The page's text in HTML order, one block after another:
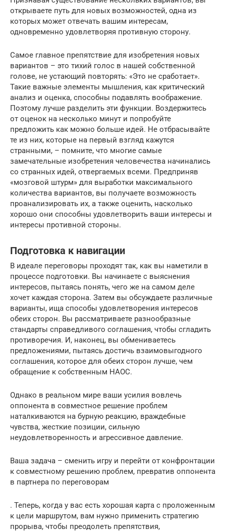
открываете путь для новых возможностей, одна из
которых может отвечать вашим интересам,
одновременно удовлетворяя противную сторону.
Самое главное препятствие для изобретения новых
вариантов – это тихий голос в нашей собственной
голове, не устающий повторять: «Это не сработает».
Такие важные элементы мышления, как критический
анализ и оценка, способны подавлять воображение.
Поэтому лучше разделить эти функции. Воздержитесь
от оценок на несколько минут и попробуйте
предложить как можно больше идей. Не отбрасывайте
те из них, которые на первый взгляд кажутся
странными, – помните, что многие самые
замечательные изобретения человечества начинались
со странных идей, отвергаемых всеми. Предприняв
«мозговой штурм» для выработки максимального
количества вариантов, вы получаете возможность
проанализировать их, а также оценить, насколько
хорошо они способны удовлетворить ваши интересы и
интересы противной стороны.
Подготовка к навигации
В идеале переговоры проходят так, как вы наметили в
процессе подготовки. Вы начинаете с выяснения
интересов, пытаясь понять, чего же на самом деле
хочет каждая сторона. Затем вы обсуждаете различные
варианты, ища способы удовлетворения интересов
обеих сторон. Вы рассматриваете разнообразные
стандарты справедливого соглашения, чтобы сгладить
противоречия. И, наконец, вы обмениваетесь
предложениями, пытаясь достичь взаимовыгодного
соглашения, которое для обеих сторон лучше, чем
обращение к собственным НАОС.
Однако в реальном мире ваши усилия вовлечь
оппонента в совместное решение проблем
наталкиваются на бурную реакцию, враждебные
чувства, жесткие позиции, сильную
неудовлетворенность и агрессивное давление.
Ваша задача – сменить игру и перейти от конфронтации
к совместному решению проблем, превратив оппонента
в партнера по переговорам
. Теперь, когда у вас есть хорошая карта с проложенным
к цели маршрутом, вам нужно применить стратегию
прорыва, чтобы преодолеть препятствия,